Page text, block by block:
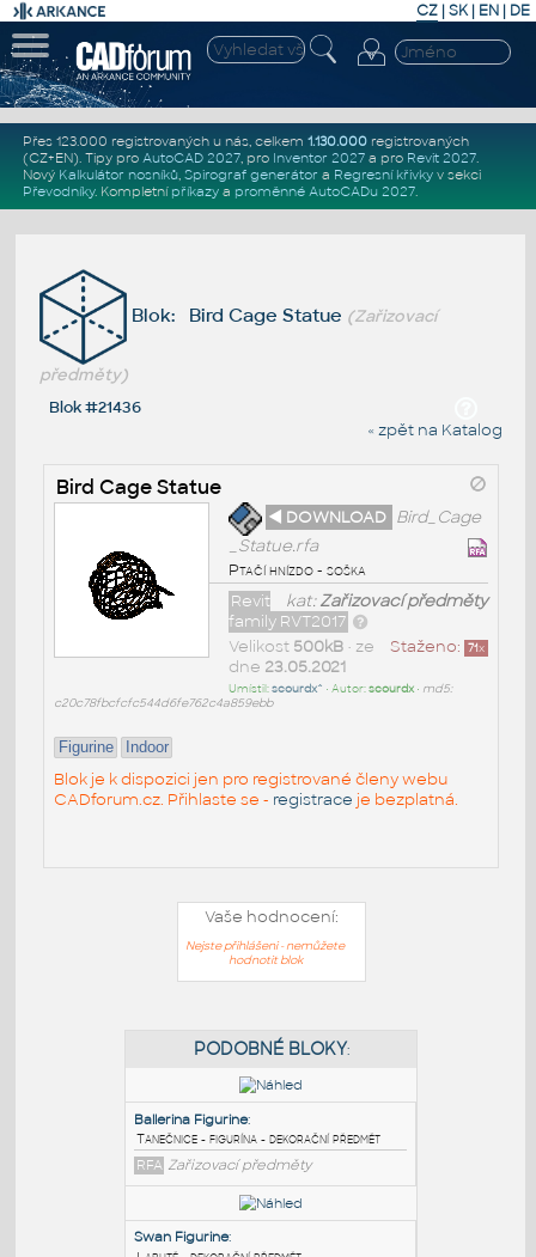
CZ | SK| EN | DE
Přes 123.000 registrovaných u nás, celkem 1.130.000registrovaných
(CZ+EN). Tipy pro AutoCAD 2027, pro Inventor 2027a pro Revit 2027.
Nový Kalkulátor nosníků, Spirograf generátor a Regresní křivkyv sekci
Převodníky. Kompletní příkazya proměnné AutoCADu 2027.
Blok: Bird Cage Statue (Zařizovací
předměty)
Blok #21436
« zpět na Katalog
Bird Cage Statue
◄ DOWNLOAD Bird_Cage
_Statue.rfa
Ptačí hnízdo - soška
kat:Zařizovací předměty
Revit
family RVT2017
Staženo: 71x
Velikost 500kB• ze
dne 23.05.2021
Umístil:scourdx^ • Autor:scourdx• md5:
c20c78fbcfcfc544d6fe762c4a859ebb
Figurine Indoor
Blok je k dispozici jen pro registrované členy webu
CADforum.cz. Přihlaste se - registrace je bezplatná.
Vaše hodnocení:
Nejste přihlášeni - nemůžete
hodnotit blok
PODOBNÉ BLOKY